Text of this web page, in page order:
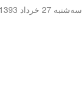
سه‌شنبه 27 خرداد 1393 - 12:05